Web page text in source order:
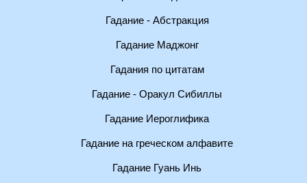
Гадание - Абстракция
Гадание Маджонг
Гадания по цитатам
Гадание - Оракул Сибиллы
Гадание Иероглифика
Гадание на греческом алфавите
Гадание Гуань Инь